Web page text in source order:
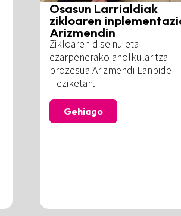
Osasun Larrialdiak
zikloaren
Arizmendin
Zikloaren diseinu eta
ezarpenerako aholkularitza-
prozesua Arizmendi Lanbide
Heziketan.
Gehiago